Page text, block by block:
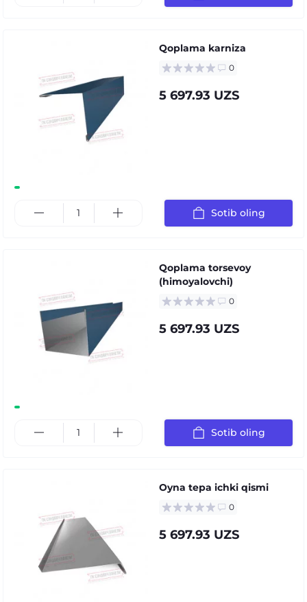
Qoplama karniza
0
5 697.93 UZS
Sotib oling
Qoplama torsevoy
(himoyalovchi)
0
5 697.93 UZS
Sotib oling
Oyna tepa ichki qismi
0
5 697.93 UZS